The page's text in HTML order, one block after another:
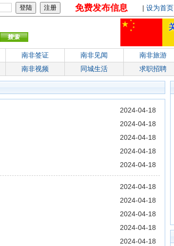
免费发布信息 | 设为首页
南非签证 南非见闻 南非旅游
南非视频 同城生活 求职招聘
2024-04-18
2024-04-18
2024-04-18
2024-04-18
2024-04-18
2024-04-18
2024-04-18
2024-04-18
2024-04-18
2024-04-18